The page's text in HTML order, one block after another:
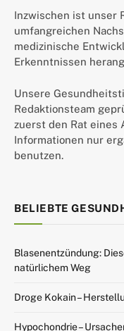
Inzwischen ist unser
umfangreichen
medizinische
Erkenntnissen
Unsere
Redaktionsteam
zuerst den Rat eines
Informationen nur
benutzen.
BELIEBTE
Blasenentzündung:
natürlichem Weg
Droge Kokain –
Hypochondrie –